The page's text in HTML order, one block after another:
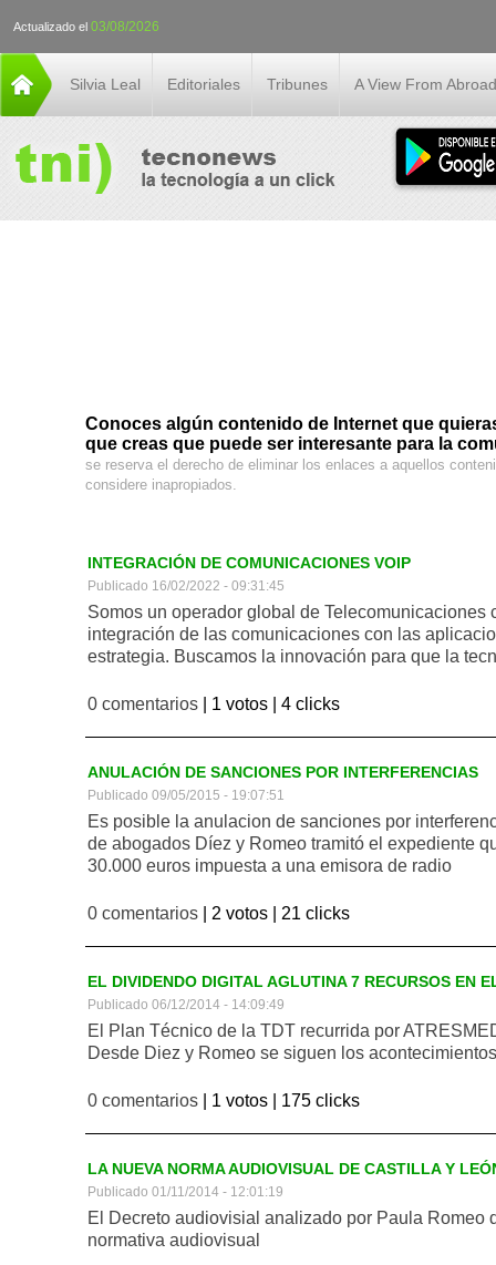
Actualizado el 03/08/2026
Silvia Leal Editoriales Tribunes A View From Abroad
Conoces algún contenido de Internet que
que creas que puede ser interesante para la
se reserva el derecho de eliminar los enlaces a aquellos
considere inapropiados.
INTEGRACIÓN DE COMUNICACIONES VOIP
Publicado 16/02/2022 - 09:31:45
Somos un operador global de
integración de las comunicaciones con las
estrategia. Buscamos la innovación para que la
0 comentarios | 1 votos | 4 clicks
ANULACIÓN DE SANCIONES POR INTERFERENCIAS
Publicado 09/05/2015 - 19:07:51
Es posible la anulacion de sanciones por
de abogados Díez y Romeo tramitó el expediente
30.000 euros impuesta a una emisora de radio
0 comentarios | 2 votos | 21 clicks
EL DIVIDENDO DIGITAL AGLUTINA 7 RECURSOS EN
Publicado 06/12/2014 - 14:09:49
El Plan Técnico de la TDT recurrida por
Desde Diez y Romeo se siguen los acontecimientos
0 comentarios | 1 votos | 175 clicks
LA NUEVA NORMA AUDIOVISUAL DE CASTILLA Y
Publicado 01/11/2014 - 12:01:19
El Decreto audiovisial analizado por Paula
normativa audiovisual